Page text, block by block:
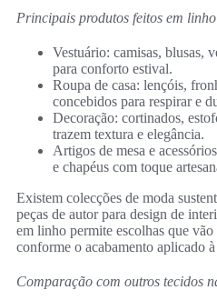
Principais produtos feitos em
Vestuário: camisas, blusas,
para conforto estival.
Roupa de casa: lençóis,
concebidos para respirar e
Decoração: cortinados,
trazem textura e elegância.
Artigos de mesa e
e chapéus com toque
Existem colecções de moda
peças de autor para design de
em linho permite escolhas que
conforme o acabamento aplicado
Comparação com outros tecidos